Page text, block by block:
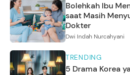
Bolehkah Ibu
saat Masih
Dokter
Dwi Indah Nurcahyani
TRENDING
5 Drama Korea